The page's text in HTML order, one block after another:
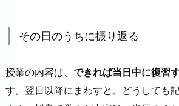
その日のうちに振り返る
授業の内容は、 できれば当日中に復習
す。翌日以降にまわすと、どうしても